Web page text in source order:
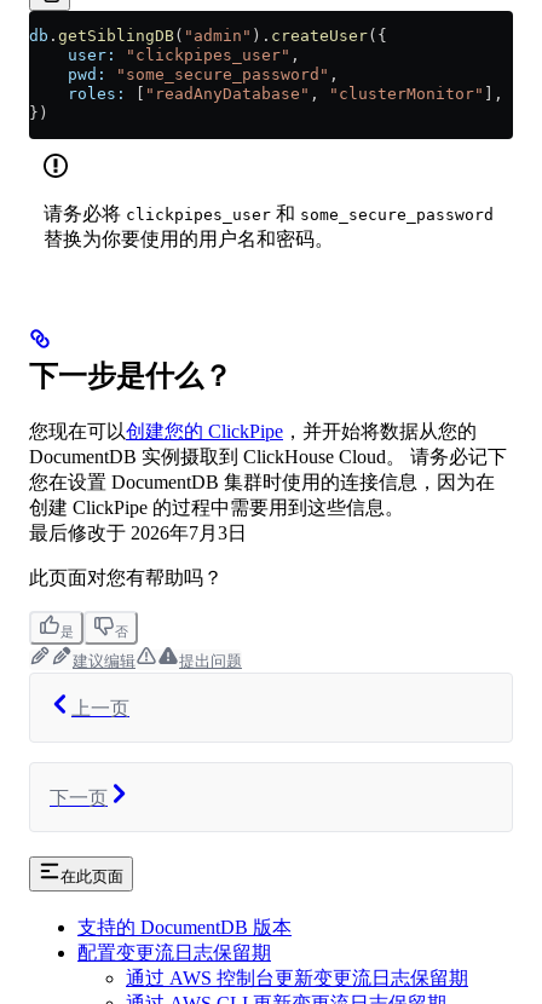
db . getSiblingDB( "admin" ). createUser({
    user:
"clickpipes_user" ,
    pwd:
"some_secure_password" ,
    roles:
"readAnyDatabase" , "clusterMonitor"
],
})
请务必将 clickpipes_user 和 some_secure_password
替换为你要使用的用户名和密码。
下一步是什么？
您现在可以创建您的 ClickPipe ，并开始将数据从您的
DocumentDB 实例摄取到 ClickHouse Cloud。 请务必记下
您在设置 DocumentDB 集群时使用的连接信息，因为在
创建 ClickPipe 的过程中需要用到这些信息。
最后修改于 2026年7月3日
此页面对您有帮助吗？
是 否
建议编辑 提出问题
上一页
下一页
在此页面
支持的 DocumentDB 版本
配置变更流日志保留期
通过 AWS 控制台更新变更流日志保留期